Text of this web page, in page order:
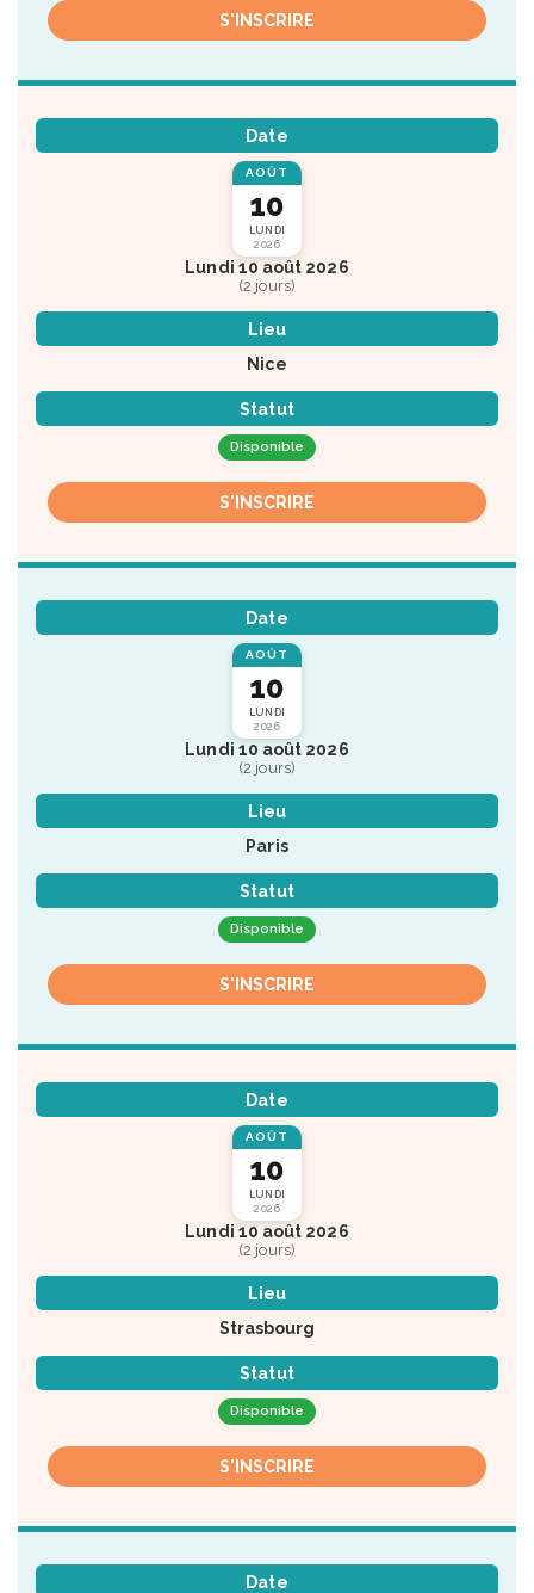
S'INSCRIRE
Date
AOÛT
10
LUNDI
2026
Lundi 10 août 2026
(2 jours)
Lieu
Nice
Statut
Disponible
S'INSCRIRE
Date
AOÛT
10
LUNDI
2026
Lundi 10 août 2026
(2 jours)
Lieu
Paris
Statut
Disponible
S'INSCRIRE
Date
AOÛT
10
LUNDI
2026
Lundi 10 août 2026
(2 jours)
Lieu
Strasbourg
Statut
Disponible
S'INSCRIRE
Date